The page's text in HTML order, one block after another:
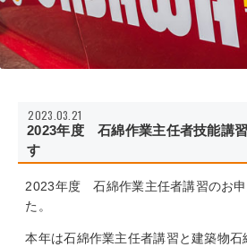
2023.03.21
2023年度 石綿作業主任者技能講
す
2023年度 石綿作業主任者講習のお申
た。
本年は石綿作業主任者講習と建築物